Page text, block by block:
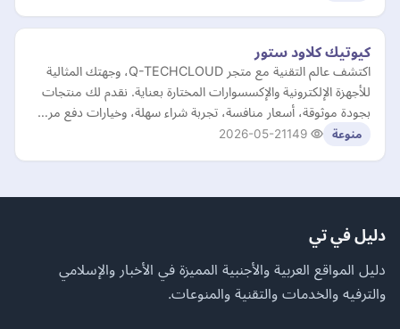
كيوتيك كلاود ستور
اكتشف عالم التقنية مع متجر Q-TECHCLOUD، وجهتك المثالية
للأجهزة الإلكترونية والإكسسوارات المختارة بعناية. نقدم لك منتجات
بجودة موثوقة، أسعار منافسة، تجربة شراء سهلة، وخيارات دفع مر…
منوعة 2026-05-21
دليل في تي
دليل المواقع العربية والأجنبية المميزة في الأخبار والإسلامي
والترفيه والخدمات والتقنية والمنوعات.